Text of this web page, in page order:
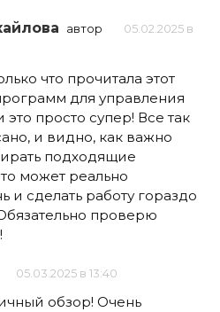
автор
05.02.2025 в
что прочитала этот
для управления
просто супер! Все так
и видно, как важно
подходящие
может реально
и сделать работу гораздо
проверю
05.03.2025 в 13:40
обзор! Очень